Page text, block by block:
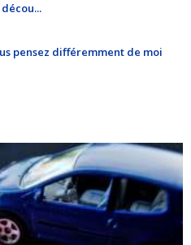
pensez différemment de moi